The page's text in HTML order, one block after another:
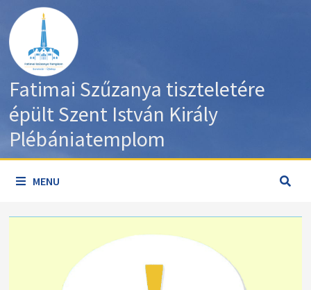
content
Fatimai Szűzanya tiszteletére
épült Szent István Király
Plébániatemplom
MENU